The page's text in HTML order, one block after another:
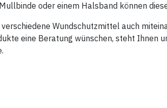
oder einem Halsband können
Wundschutzmittel auch
eine Beratung wünschen, steht Ihnen